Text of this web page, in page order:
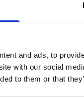
and ads, to
with our social
to them or that